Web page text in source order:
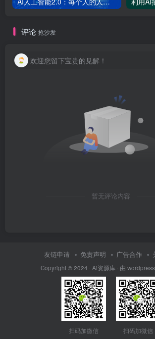
评论 抢沙发
欢迎您留下宝贵的见解！
暂无评论内容
友链申请 免责声明 广告合作
Copyright © 2024 · Ai资源库 · 由
扫码加微信 扫码加微信